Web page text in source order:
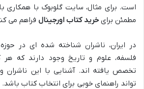
است. برای مثال، سایت گلوبوک با همکاری
مطمئن برای خرید کتاب اورجینال فراهم می
در ایران، ناشران شناخته شده ای در
فلسفه، علوم و تاریخ وجود دارند که
تخصص یافته اند. آشنایی با این
تواند راهنمای خوبی برای انتخاب کتاب باشد.